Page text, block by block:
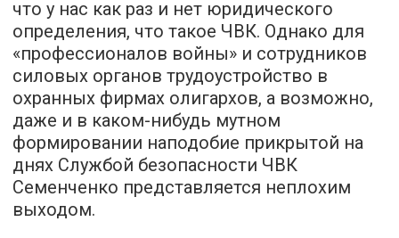
что у нас как раз и нет юридического
определения, что такое ЧВК. Однако для
«профессионалов войны» и сотрудников
силовых органов трудоустройство в
охранных фирмах олигархов, а возможно,
даже и в каком-нибудь мутном
формировании наподобие прикрытой на
днях Службой безопасности ЧВК
Семенченко представляется неплохим
выходом.